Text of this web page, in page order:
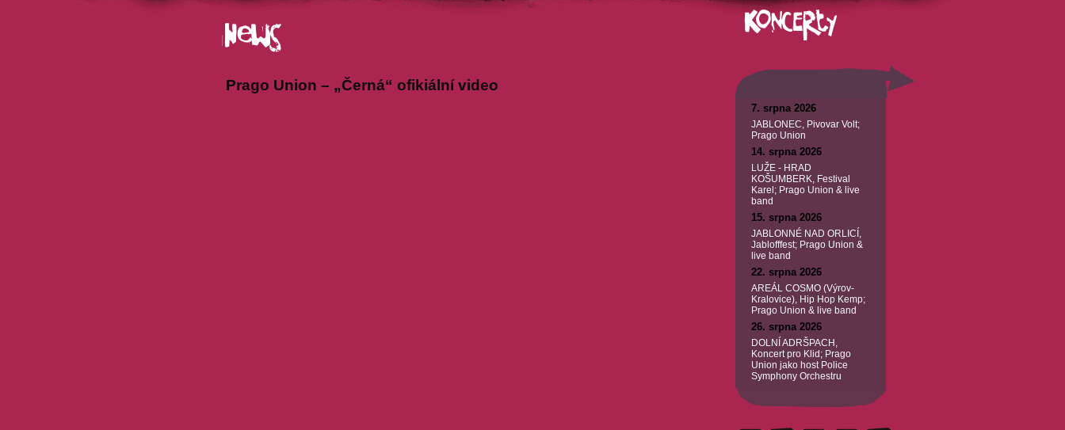
Prago Union – „Černá“ ofikiální video
7. srpna 2026
JABLONEC, Pivovar Volt;
Prago Union
14. srpna 2026
LUŽE - HRAD
KOŠUMBERK, Festival
Karel; Prago Union & live
band
15. srpna 2026
JABLONNÉ NAD ORLICÍ,
Jablofffest; Prago Union &
live band
22. srpna 2026
AREÁL COSMO (Výrov-
Kralovice), Hip Hop Kemp;
Prago Union & live band
26. srpna 2026
DOLNÍ ADRŠPACH,
Koncert pro Klid; Prago
Union jako host Police
Symphony Orchestru